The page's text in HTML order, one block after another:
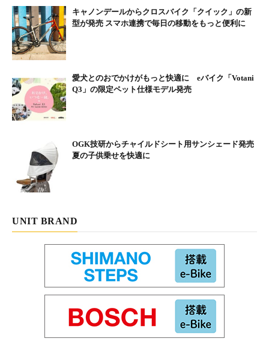
キャノンデールからクロスバイク「クイック」の新
型が発売 スマホ連携で毎日の移動をもっと便利に
愛犬とのおでかけがもっと快適に eバイク「Votani
Q3」の限定ペット仕様モデル発売
OGK技研からチャイルドシート用サンシェード発売
夏の子供乗せを快適に
UNIT BRAND